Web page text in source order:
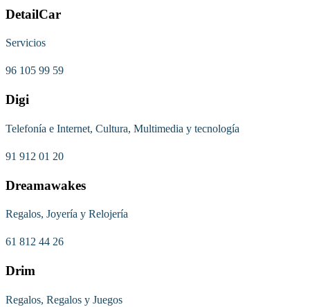
DetailCar
Servicios
96 105 99 59
Digi
Telefonía e Internet, Cultura, Multimedia y tecnología
91 912 01 20
Dreamawakes
Regalos, Joyería y Relojería
61 812 44 26
Drim
Regalos, Regalos y Juegos